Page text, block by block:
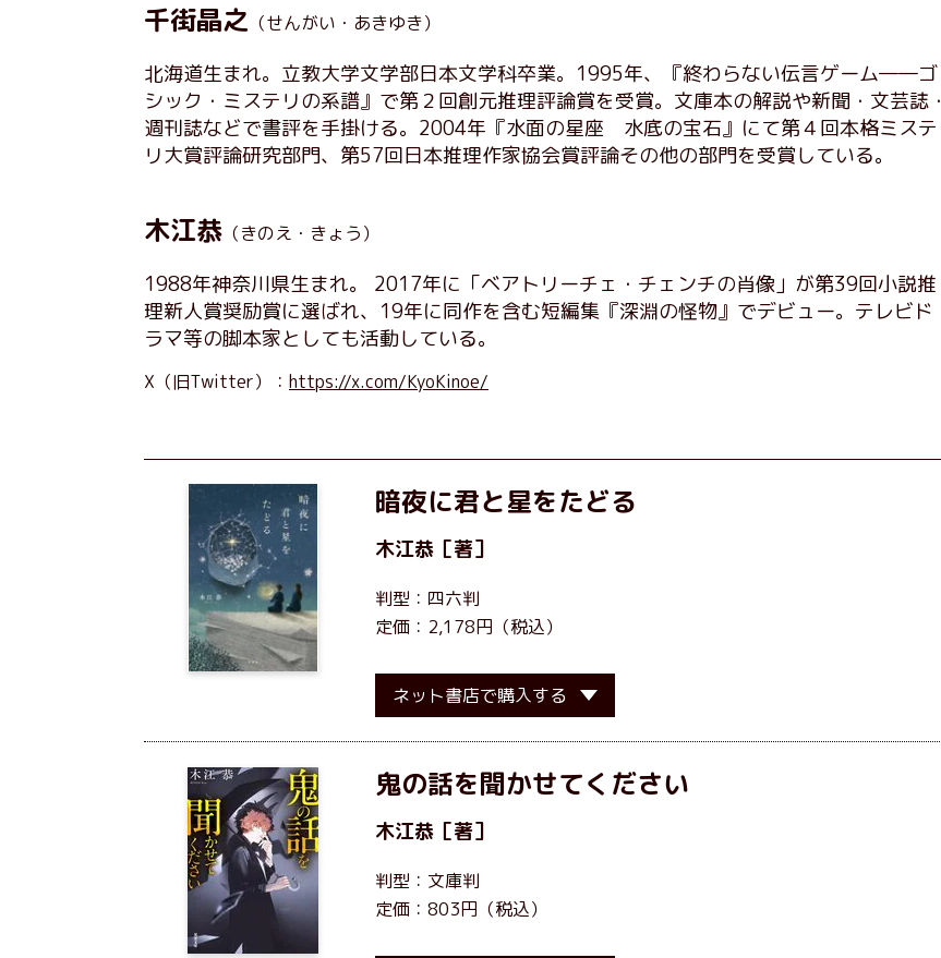
千街晶之 （せんがい・あきゆき）
北海道生まれ。立教大学文学部日本文学科卒業。1995年、『終わらない伝言ゲーム――ゴ
シック・ミステリの系譜』で第２回創元推理評論賞を受賞。文庫本の解説や新聞・文芸誌・
週刊誌などで書評を手掛ける。2004年『水面の星座 水底の宝石』にて第４回本格ミステ
リ大賞評論研究部門、第57回日本推理作家協会賞評論その他の部門を受賞している。
木江恭 （きのえ・きょう）
1988年神奈川県生まれ。 2017年に「ベアトリーチェ・チェンチの肖像」が第39回小説推
理新人賞奨励賞に選ばれ、19年に同作を含む短編集『深淵の怪物』でデビュー。テレビド
ラマ等の脚本家としても活動している。
X（旧Twitter）： https://x.com/KyoKinoe/
暗夜に君と星をたどる
木江恭 ［著］
判型：四六判
定価：2,178円（税込）
ネット書店で購入する
鬼の話を聞かせてください
木江恭 ［著］
判型：文庫判
定価：803円（税込）